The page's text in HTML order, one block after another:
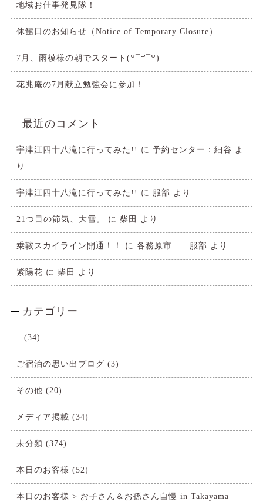
地域お仕事発見隊！
休館日のお知らせ（Notice of Temporary Closure）
7月、雨模様の朝でスタート(꒪¯꒳​¯꒪)
花兆庵の7月献立勉強会に参加！
最近のコメント
宇津江四十八滝に行ってみた!! に 予約センター：細谷 よ
り
宇津江四十八滝に行ってみた!! に 服部 より
21つ目の節気、大雪。 に 柴田 より
乗鞍スカイライン開通！！ に 各務原市 服部 より
紫陽花 に 柴田 より
カテゴリー
– (34)
ご宿泊の思い出ブログ (3)
その他 (20)
メディア掲載 (34)
未分類 (374)
本日のお客様 (52)
本日のお客様 > お子さん＆お孫さん自慢 in Takayama